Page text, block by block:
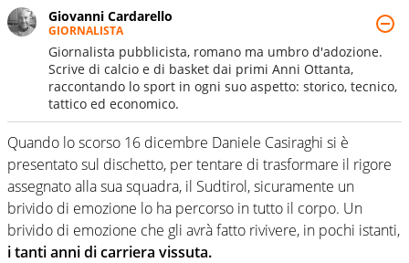
Giovanni Cardarello
GIORNALISTA
Giornalista pubblicista, romano ma umbro d'adozione.
Scrive di calcio e di basket dai primi Anni Ottanta,
raccontando lo sport in ogni suo aspetto: storico, tecnico,
tattico ed economico.
Quando lo scorso 16 dicembre Daniele Casiraghi si è
presentato sul dischetto, per tentare di trasformare il rigore
assegnato alla sua squadra, il Sudtirol, sicuramente un
brivido di emozione lo ha percorso in tutto il corpo. Un
brivido di emozione che gli avrà fatto rivivere, in pochi istanti,
i tanti anni di carriera vissuta.